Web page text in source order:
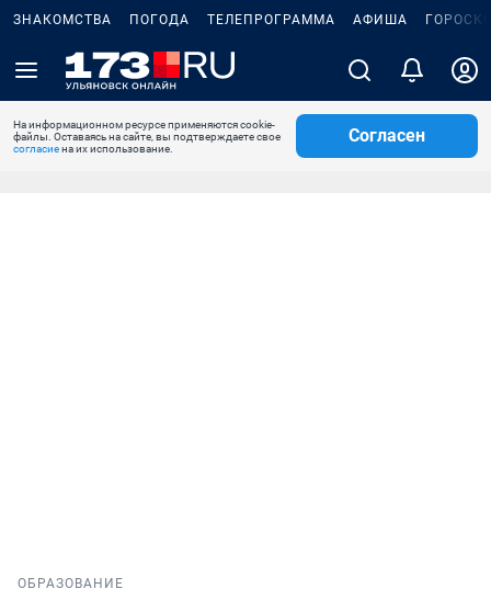
ЗНАКОМСТВА ПОГОДА ТЕЛЕПРОГРАММА АФИША
На информационном ресурсе применяются cookie-
файлы. Оставаясь на сайте, вы подтверждаете свое
согласиена их использование.
Согласен
ОБРАЗОВАНИЕ